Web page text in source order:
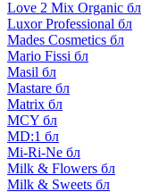
Love 2 Mix Organic бл
Luxor Professional бл
Mades Cosmetics бл
Mario Fissi бл
Masil бл
Mastare бл
Matrix бл
MCY бл
MD:1 бл
Mi-Ri-Ne бл
Milk & Flowers бл
Milk & Sweets бл